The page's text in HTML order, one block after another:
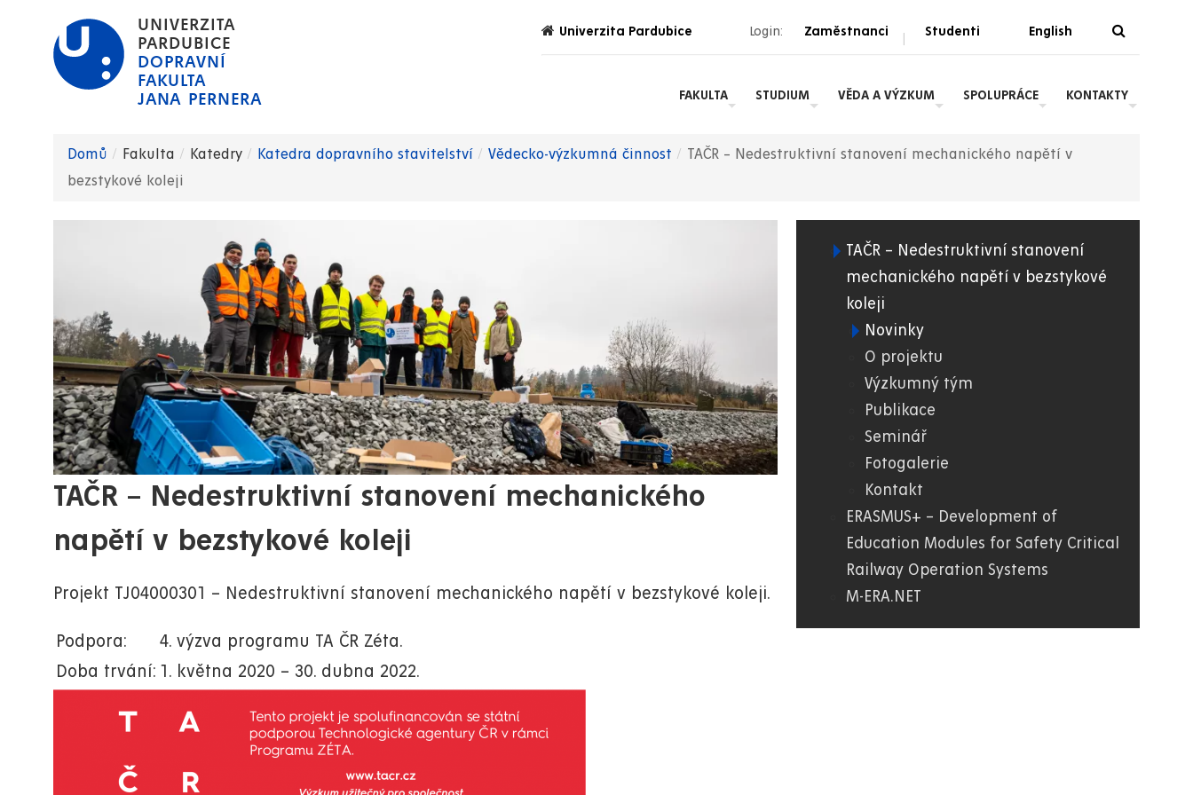
hlavnímu
UNIVERZITA
PARDUBICE
DOPRAVNÍ
FAKULTA
JANA PERNERA
Univerzita Pardubice Login: Zaměstnanci | Studenti English
FAKULTA STUDIUM VĚDA A VÝZKUM SPOLUPRÁCE KONTAKTY
Drobečková
navigace
Domů Fakulta Katedry Katedra dopravního stavitelství Vědecko-výzkumná činnost
TAČR – Nedestruktivní stanovení mechanického napětí v
bezstykové koleji
TAČR – Nedestruktivní stanovení mechanického
napětí v bezstykové koleji
Projekt TJ04000301 – Nedestruktivní stanovení mechanického napětí v bezstykové koleji.
Podpora:
4. výzva programu TA ČR Zéta.
Doba trvání: 1. května 2020 – 30. dubna 2022.
02.
DFJP
TAČR – Nedestruktivní stanovení
mechanického napětí v bezstykové
koleji
Novinky
O projektu
Výzkumný tým
Publikace
Seminář
Fotogalerie
Kontakt
ERASMUS+ – Development of
Education Modules for Safety Critical
Railway Operation Systems
M-ERA.NET